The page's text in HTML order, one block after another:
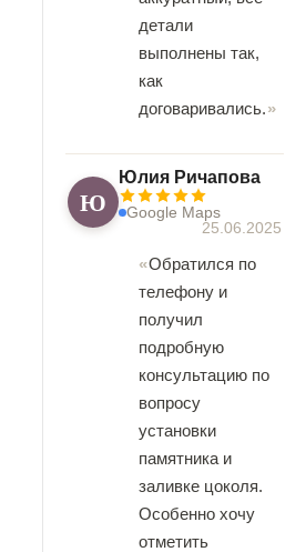
детали
выполнены так,
как
договаривались.
Ю
Юлия Ричапова
Google Maps
25.06.2025
Обратился по
телефону и
получил
подробную
консультацию по
вопросу
установки
памятника и
заливке цоколя.
Особенно хочу
отметить